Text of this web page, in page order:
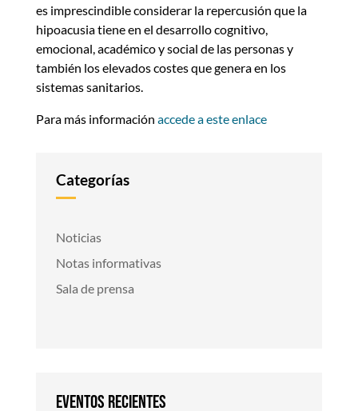
es imprescindible considerar la repercusión que la
hipoacusia tiene en el desarrollo cognitivo,
emocional, académico y social de las personas y
también los elevados costes que genera en los
sistemas sanitarios.
Para más información accede a este enlace
Categorías
Noticias
Notas informativas
Sala de prensa